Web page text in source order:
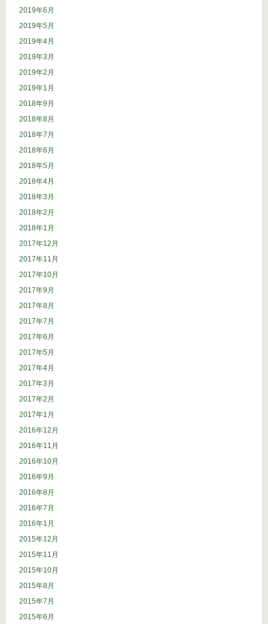
2019年6月
2019年5月
2019年4月
2019年3月
2019年2月
2019年1月
2018年9月
2018年8月
2018年7月
2018年6月
2018年5月
2018年4月
2018年3月
2018年2月
2018年1月
2017年12月
2017年11月
2017年10月
2017年9月
2017年8月
2017年7月
2017年6月
2017年5月
2017年4月
2017年3月
2017年2月
2017年1月
2016年12月
2016年11月
2016年10月
2016年9月
2016年8月
2016年7月
2016年1月
2015年12月
2015年11月
2015年10月
2015年8月
2015年7月
2015年6月